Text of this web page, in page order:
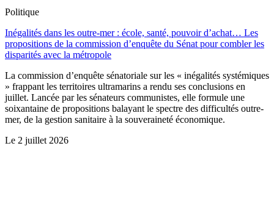
Politique
Inégalités dans les outre-mer : école, santé, pouvoir d’achat… Les
propositions de la commission d’enquête du Sénat pour combler les
disparités avec la métropole
La commission d’enquête sénatoriale sur les « inégalités systémiques
» frappant les territoires ultramarins a rendu ses conclusions en
juillet. Lancée par les sénateurs communistes, elle formule une
soixantaine de propositions balayant le spectre des difficultés outre-
mer, de la gestion sanitaire à la souveraineté économique.
Le 2 juillet 2026